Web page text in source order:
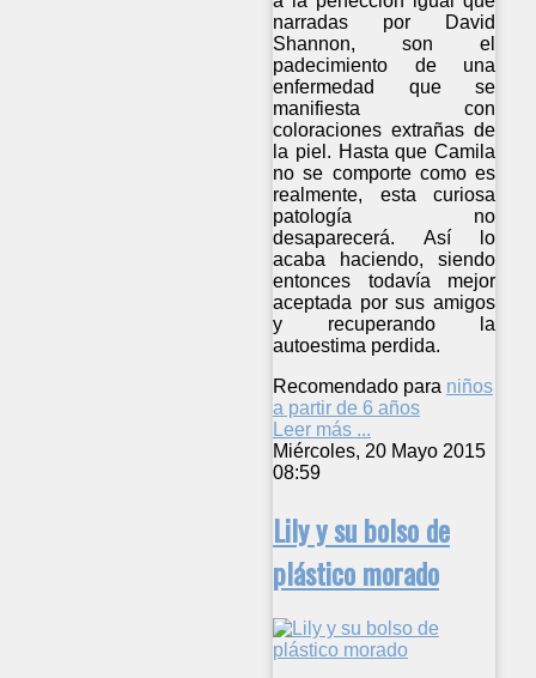
narradas por David
Shannon, son el
padecimiento de una
enfermedad que se
manifiesta con
coloraciones extrañas de
la piel. Hasta que Camila
no se comporte como es
realmente, esta curiosa
patología no
desaparecerá. Así lo
acaba haciendo, siendo
entonces todavía mejor
aceptada por sus amigos
y recuperando la
autoestima perdida.
Recomendado para niños
a partir de 6 años
Leer más ...
Miércoles, 20 Mayo 2015
08:59
Lily y su bolso de
plástico morado